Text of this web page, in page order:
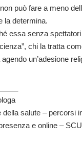
può fare a meno
la determina.
essa senza
chi la tratta
un’adesione
salute – percorsi
e online –